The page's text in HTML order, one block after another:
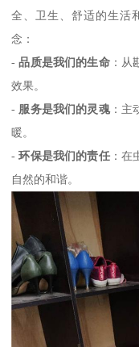
全、卫生、舒适的生活
念：
-品质是我们的生命：从
效果。
- 服务是我们的灵魂：主
暖。
-环保是我们的责任：在
自然的和谐。